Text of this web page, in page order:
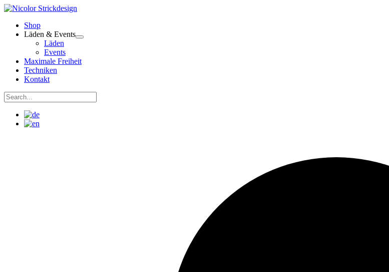
Zum
springenShop
Läden & Events
Läden
Events
Maximale Freiheit
Techniken
Kontakt
Suchen
nach: